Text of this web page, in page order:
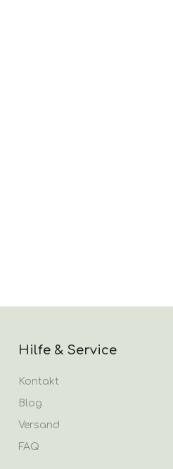
Hilfe & Service
Kontakt
Blog
Versand
FAQ